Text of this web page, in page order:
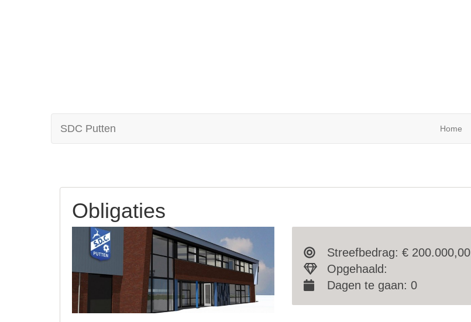
SDC Putten Home
Obligaties
Streefbedrag: € 200.000,00
Opgehaald:
Dagen te gaan: 0